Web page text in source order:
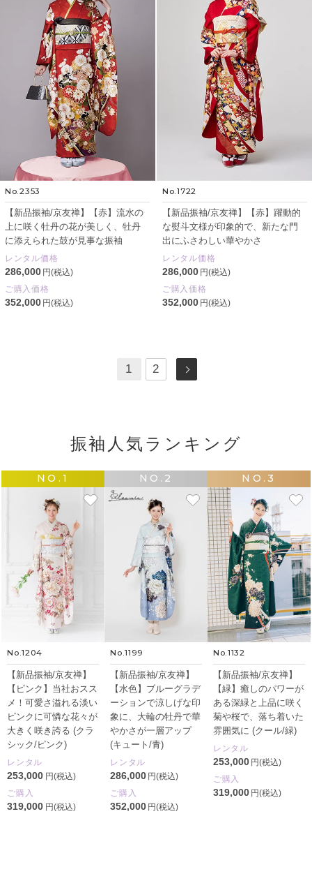
No.2353
【新品振袖/京友禅】【赤】流水の
上に咲く牡丹の花が美しく、牡丹
に添えられた鼓が見事な振袖
レンタル価格
286,000 円(税込)
ご購入価格
352,000 円(税込)
No.1722
【新品振袖/京友禅】【赤】躍動的
な熨斗文様が印象的で、新たな門
出にふさわしい華やかさ
レンタル価格
286,000 円(税込)
ご購入価格
352,000 円(税込)
1 2
振袖人気ランキング
NO.1
No.1204
【新品振袖/京友禅】
【ピンク】当社おスス
メ！可愛さ溢れる淡い
ピンクに可憐な花々が
大きく咲き誇る (クラ
シック/ピンク)
レンタル
253,000 円(税込)
ご購入
319,000 円(税込)
NO.2
No.1199
【新品振袖/京友禅】
【水色】ブルーグラデ
ーションで涼しげな印
象に、大輪の牡丹で華
やかさが一層アップ
(キュート/青)
レンタル
286,000 円(税込)
ご購入
352,000 円(税込)
NO.3
No.1132
【新品振袖/京友禅】
【緑】癒しのパワーが
ある深緑と上品に咲く
菊や桜で、落ち着いた
雰囲気に (クール/緑)
レンタル
253,000 円(税込)
ご購入
319,000 円(税込)